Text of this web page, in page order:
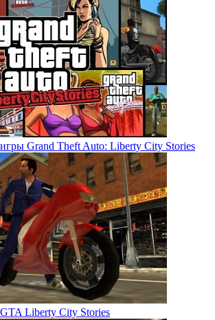
Grand Theft Auto: Liberty City Stories
Liberty City Stories